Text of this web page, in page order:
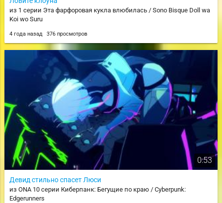
из 1 серии Эта фарфоровая кукла влюбилась / Sono Bisque Doll wa
Koi wo Suru
4 года назад 376 просмотров
0:53
Девид стильно спасет Люси
из ONA 10 серии Киберпанк: Бегущие по краю / Cyberpunk:
Edgerunners